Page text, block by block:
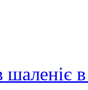
шаленіє